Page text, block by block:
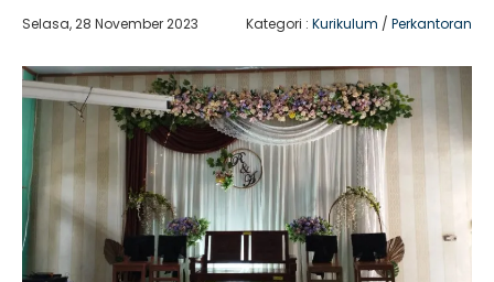
Selasa, 28 November 2023 Kategori : Kurikulum / Perkantoran